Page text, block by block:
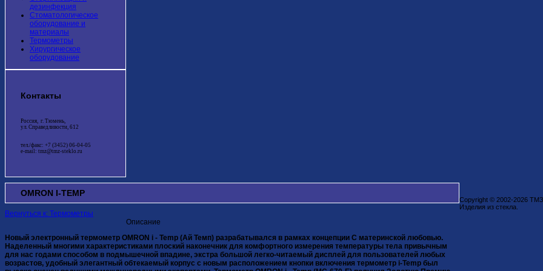
дезинфекция
Стоматологическое
оборудование и
материалы
Термометры
Хирургическое
оборудование
Контакты
Россия, г. Тюмень,
ул. Справедливости, 612
тел./факс: +7 (3452) 06-04-05
e-mail: tmz@tmz-steklo.ru
OMRON I-TEMP
Вернуться к: Термометры
Описание
Новый электронный термометр OMRON i - Temp (Ай Темп) разрабатывался в рамках концепции С материнской любовью.
Наделенный многими характеристиками плоский наконечник для комфортного измерения температуры тела привычным
для нас годами способом в подмышечной впадине, экстра большой легко-читаемый дисплей для пользователей любых
возрастов, удобный элегантный обтекаемый корпус с новым расположением кнопки включения термометр i-Temp был
Copyright © 2002-2026
Изделия из стекла.